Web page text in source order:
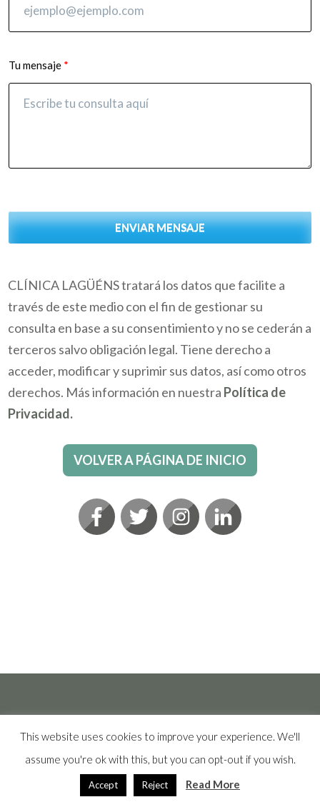
Tu mensaje
ENVIAR MENSAJE
CLÍNICA LAGÜÉNS tratará los datos que facilite a
través de este medio con el fin de gestionar su
consulta en base a su consentimiento y no se cederán a
terceros salvo obligación legal. Tiene derecho a
acceder, modificar y suprimir sus datos, así como otros
derechos. Más información en nuestra Política de
Privacidad.
VOLVER A PÁGINA DE INICIO
Clínica Lagüéns, todos los Derechos reservados 2020
This website uses cookies to improve your experience. We'll
assume you're ok with this, but you can opt-out if you wish.
Accept Reject Read More